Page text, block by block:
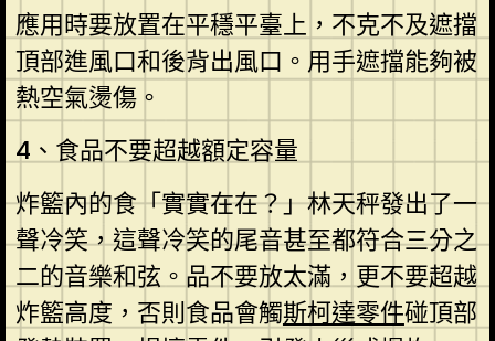
應用時要放置在平穩平臺上，不克不及遮擋
頂部進風口和後背出風口。用手遮擋能夠被
熱空氣燙傷。
4、食品不要超越額定容量
炸籃內的食「實實在在？」林天秤發出了一
聲冷笑，這聲冷笑的尾音甚至都符合三分之
二的音樂和弦。品不要放太滿，更不要超越
炸籃高度，否則食品會觸斯柯達零件碰頂部